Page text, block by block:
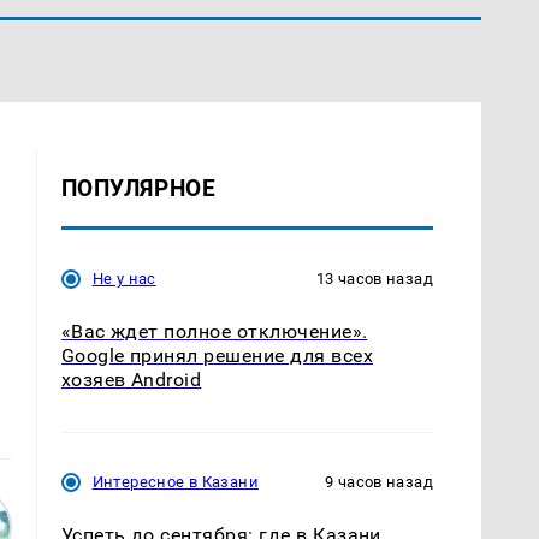
ПОПУЛЯРНОЕ
Не у нас 13 часов назад
«Вас ждет полное отключение».
Google принял решение для всех
хозяев Android
Интересное в Казани 9 часов назад